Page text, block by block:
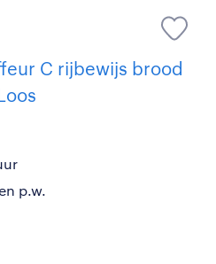
C rijbewijs brood
p.w.